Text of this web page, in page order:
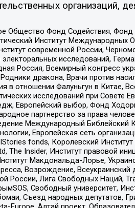
организаций,
Общество Фонд Содействия,
Институт Международных
современной России,
исследований,
Россия, Всемирный конгресс
дракона, Врачи против
в отношении Фалуньгун в Китае,
исследований при Совете
Европейский выбор, Фонд
партнерство за права
Международный
Европейская сеть
fonds, Королевский
The Insider, Институт правовой
Макдональда-Лорье,
Возрождение, Всеукраинский
Лига Свободных Наций,
Свободный университет,
Съезд народных депутатов,